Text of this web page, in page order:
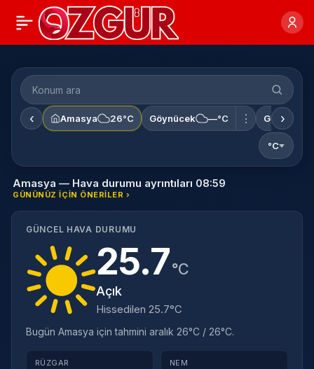
‹ Amasya 26°C Göynücek —°C ⋮ ›
°C
Amasya — Hava durumu ayrıntıları 08:59
GÜNÜNÜZ IÇIN ÖNERILER ›
GÜNCEL HAVA DURUMU
25.7°C
Açık
Hissedilen 25.7°C
Bugün Amasya için tahmini aralık 26°C / 26°C.
RÜZGAR NEM